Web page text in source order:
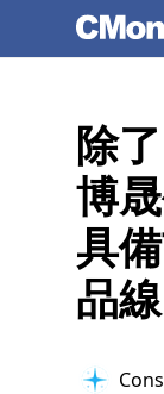
除
博
具
品